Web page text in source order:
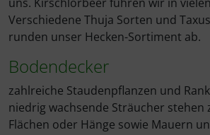
uns. Kirschlorbeer führen wir in
Verschiedene Thuja Sorten und
runden unser Hecken-Sortiment ab.
Bodendecker
zahlreiche Staudenpflanzen und
niedrig wachsende Sträucher stehen
Flächen oder Hänge sowie Mauern